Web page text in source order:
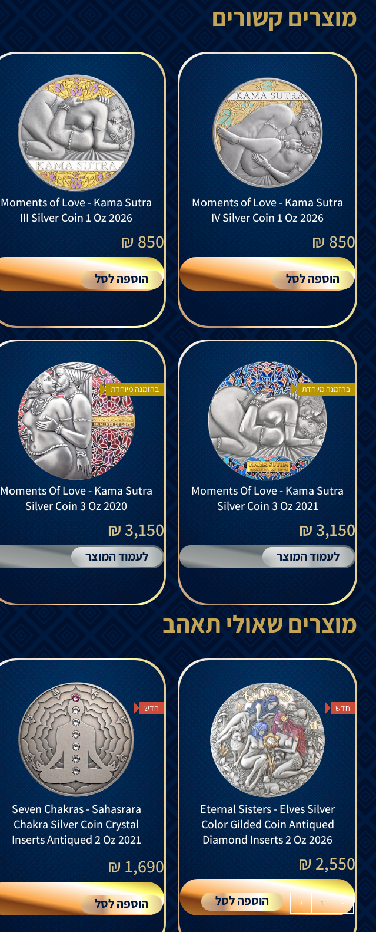
מוצרים קשורים
Moments of Love - Kama Sutra
IV Silver Coin 1 Oz 2026
850
₪
הוספה לסל
Moments of Love - Kama Sutra
III Silver Coin 1 Oz 2026
850
₪
הוספה לסל
בהזמנה מיוחדת
Moments Of Love - Kama Sutra
Silver Coin 3 Oz 2021
3,150 ₪
לעמוד המוצר
בהזמנה מיוחדת
Moments Of Love - Kama Sutra
Silver Coin 3 Oz 2020
3,150 ₪
לעמוד המוצר
מוצרים שאולי תאהב
חדש
Eternal Sisters - Elves Silver
Color Gilded Coin Antiqued
Diamond Inserts 2 Oz 2026
2,550
₪
-
+ הוספה לסל
חדש
Seven Chakras - Sahasrara
Chakra Silver Coin Crystal
Inserts Antiqued 2 Oz 2021
1,690
₪
הוספה לסל